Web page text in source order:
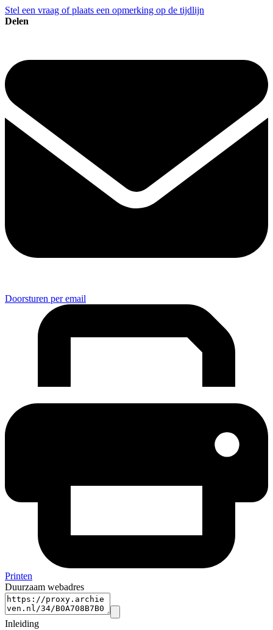
Stel een vraag of plaats een opmerking op de tijdlijn
Delen
Doorsturen per email
Printen
Duurzaam webadres
Inleiding